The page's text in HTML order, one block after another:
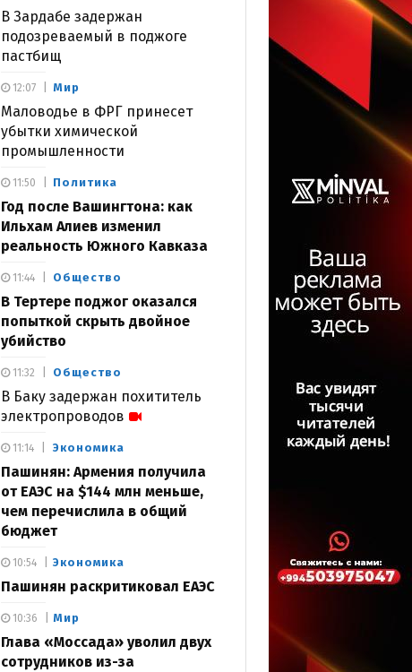
В Зардабе задержан
подозреваемый в поджоге
пастбищ
Мир
Маловодье в ФРГ принесет
убытки химической
промышленности
12:07
Политика
Год после Вашингтона: как
Ильхам Алиев изменил
реальность Южного Кавказа
11:50
Общество
В Тертере поджог оказался
попыткой скрыть двойное
убийство
11:44
Общество
В Баку задержан похититель
электропроводов
11:32
Экономика
Пашинян: Армения получила
от ЕАЭС на $144 млн меньше,
чем перечислила в общий
бюджет
11:14
Экономика
Пашинян раскритиковал ЕАЭС
10:54
Мир
Глава «Моссада» уволил двух
сотрудников из-за
10:36